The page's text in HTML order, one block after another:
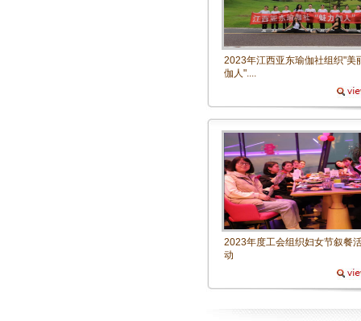
2023年江西亚东瑜伽社组织"美
伽人"....
2023年度工会组织妇女节叙餐
动